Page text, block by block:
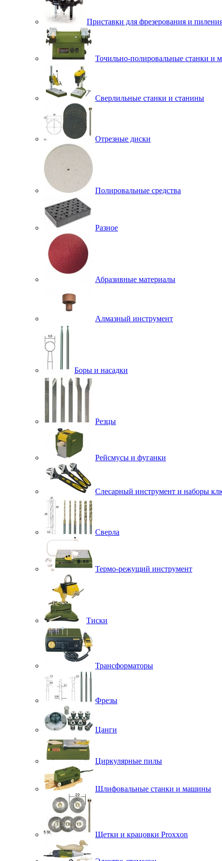
Приставки для фрезерования и
Точильно-полировальные станки и
Сверлильные станки и станины
Отрезные диски
Полировальные средства
Разное
Абразивные материалы
Алмазный инструмент
Боры и насадки
Резцы
Рейсмусы и фуганки
Слесарный инструмент и наборы
Сверла
Термо-режущий инструмент
Тиски
Трансформаторы
Фрезы
Цанги
Циркулярные пилы
Шлифовальные станки и машины
Щетки и крацовки Proxxon